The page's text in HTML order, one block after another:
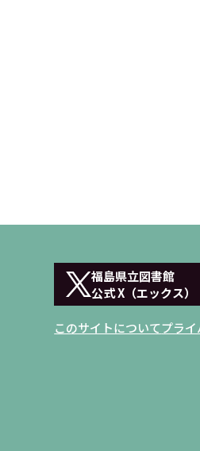
福島県立図書館
公式 X（エックス）
このサイトについてプラ